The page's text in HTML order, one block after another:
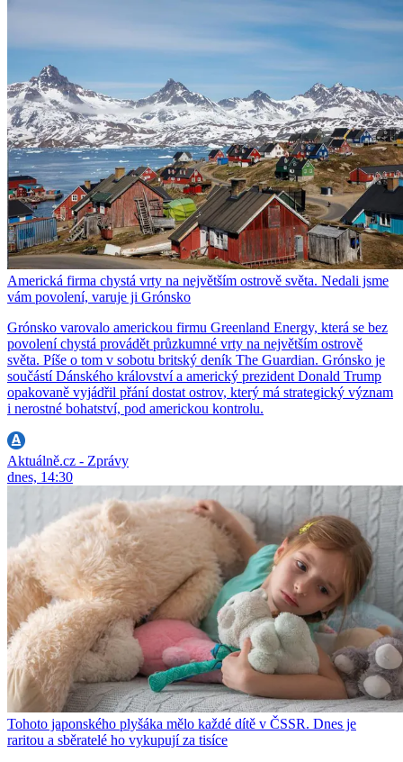
Americká firma chystá vrty na největším ostrově světa. Nedali jsme
vám povolení, varuje ji Grónsko
Grónsko varovalo americkou firmu Greenland Energy, která se bez
povolení chystá provádět průzkumné vrty na největším ostrově
světa. Píše o tom v sobotu britský deník The Guardian. Grónsko je
součástí Dánského království a americký prezident Donald Trump
opakovaně vyjádřil přání dostat ostrov, který má strategický význam
i nerostné bohatství, pod americkou kontrolu.
Aktuálně.cz - Zprávy
dnes, 14:30
Tohoto japonského plyšáka mělo každé dítě v ČSSR. Dnes je
raritou a sběratelé ho vykupují za tisíce